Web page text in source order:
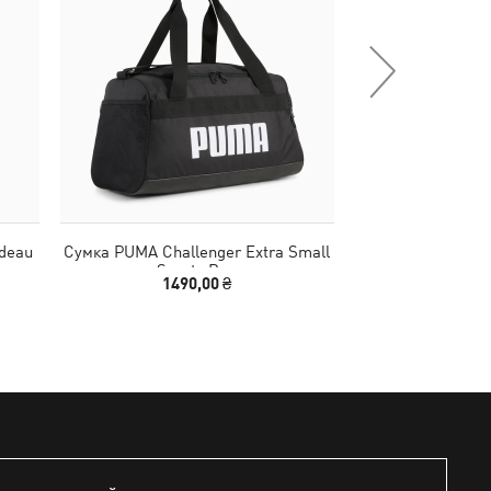
Сумка PUMA Challenger Extra Small
Sports Bag
1490,00 ₴